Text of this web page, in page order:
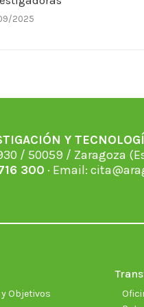
2025
Y
/ 50059 / Zaragoza
300 · Email:
Objetivos